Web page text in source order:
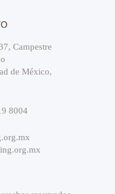
Campestre
de México,
8004